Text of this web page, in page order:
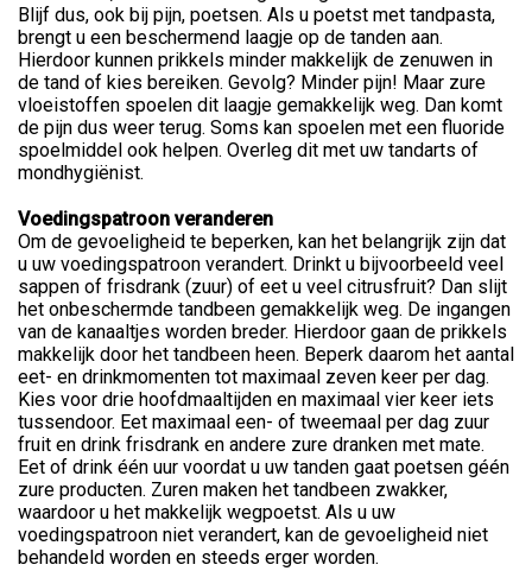
Blijf dus, ook bij pijn, poetsen. Als u poetst met tandpasta,
brengt u een beschermend laagje op de tanden aan.
Hierdoor kunnen prikkels minder makkelijk de zenuwen in
de tand of kies bereiken. Gevolg? Minder pijn! Maar zure
vloeistoffen spoelen dit laagje gemakkelijk weg. Dan komt
de pijn dus weer terug. Soms kan spoelen met een fluoride
spoelmiddel ook helpen. Overleg dit met uw tandarts of
mondhygiënist.
Voedingspatroon veranderen
Om de gevoeligheid te beperken, kan het belangrijk zijn dat
u uw voedingspatroon verandert. Drinkt u bijvoorbeeld veel
sappen of frisdrank (zuur) of eet u veel citrusfruit? Dan slijt
het onbeschermde tandbeen gemakkelijk weg. De ingangen
van de kanaaltjes worden breder. Hierdoor gaan de prikkels
makkelijk door het tandbeen heen. Beperk daarom het aantal
eet- en drinkmomenten tot maximaal zeven keer per dag.
Kies voor drie hoofdmaaltijden en maximaal vier keer iets
tussendoor. Eet maximaal een- of tweemaal per dag zuur
fruit en drink frisdrank en andere zure dranken met mate.
Eet of drink één uur voordat u uw tanden gaat poetsen géén
zure producten. Zuren maken het tandbeen zwakker,
waardoor u het makkelijk wegpoetst. Als u uw
voedingspatroon niet verandert, kan de gevoeligheid niet
behandeld worden en steeds erger worden.